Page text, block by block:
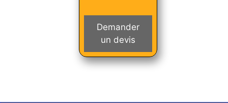
Demander
un devis